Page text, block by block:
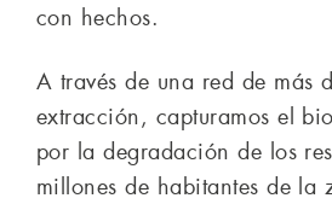
con hechos.
A través de una red de más
extracción, capturamos el
por la degradación de los
millones de habitantes de la